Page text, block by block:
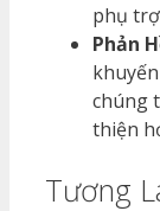
phụ
Phản
chúng
thiện
Tương